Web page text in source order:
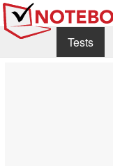
Tests